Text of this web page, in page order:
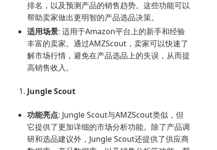
排名，以及预测产品的销售趋势。这些功能可以
帮助卖家做出更明智的产品选品决策。
适用场景: 适用于Amazon平台上的新手和经验
丰富的卖家。通过AMZScout，卖家可以快速了
解市场行情，避免在产品选品上的失误，从而提
高销售收入。
Jungle Scout
功能亮点: Jungle Scout与AMZScout类似，但
它提供了更加详细的市场分析功能。除了产品调
研和选品建议外，Jungle Scout还提供了供应商